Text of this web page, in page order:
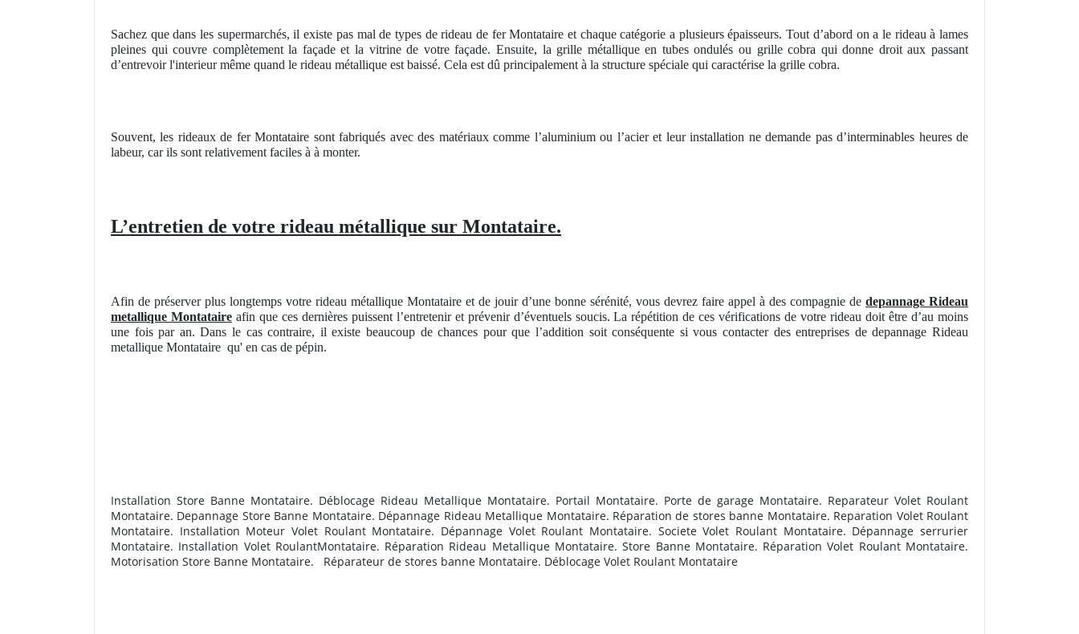
Sachez que dans les supermarchés, il existe pas mal de types de rideau de fer Montataire et chaque catégorie a plusieurs épaisseurs. Tout d’abord on a le rideau à lames
pleines qui couvre complètement la façade et la vitrine de votre façade. Ensuite, la grille métallique en tubes ondulés ou grille cobra qui donne droit aux passant
d’entrevoir l'interieur même quand le rideau métallique est baissé. Cela est dû principalement à la structure spéciale qui caractérise la grille cobra.
Souvent, les rideaux de fer Montataire sont fabriqués avec des matériaux comme l’aluminium ou l’acier et leur installation ne demande pas d’interminables heures de
labeur, car ils sont relativement faciles à à monter.
L’entretien de votre rideau métallique sur Montataire.
Afin de préserver plus longtemps votre rideau métallique Montataire et de jouir d’une bonne sérénité, vous devrez faire appel à des compagnie de depannage Rideau
metallique Montataireafin que ces dernières puissent l’entretenir et prévenir d’éventuels soucis. La répétition de ces vérifications de votre rideau doit être d’au moins
une fois par an. Dans le cas contraire, il existe beaucoup de chances pour que l’addition soit conséquente si vous contacter des entreprises de depannage Rideau
metallique Montataire qu' en cas de pépin.
Installation Store Banne Montataire. Déblocage Rideau Metallique Montataire. Portail Montataire. Porte de garage Montataire. Reparateur Volet Roulant
Montataire. Depannage Store Banne Montataire. Dépannage Rideau Metallique Montataire. Réparation de stores banne Montataire. Reparation Volet Roulant
Montataire. Installation Moteur Volet Roulant Montataire. Dépannage Volet Roulant Montataire. Societe Volet Roulant Montataire. Dépannage serrurier
Montataire. Installation Volet RoulantMontataire. Réparation Rideau Metallique Montataire. Store Banne Montataire. Réparation Volet Roulant Montataire.
Motorisation Store Banne Montataire. Réparateur de stores banne Montataire. Déblocage Volet Roulant Montataire